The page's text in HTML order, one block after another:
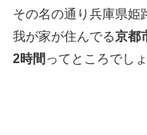
その名の通り兵庫県姫
我が家が住んでる京都
2時間 ってところでしょ